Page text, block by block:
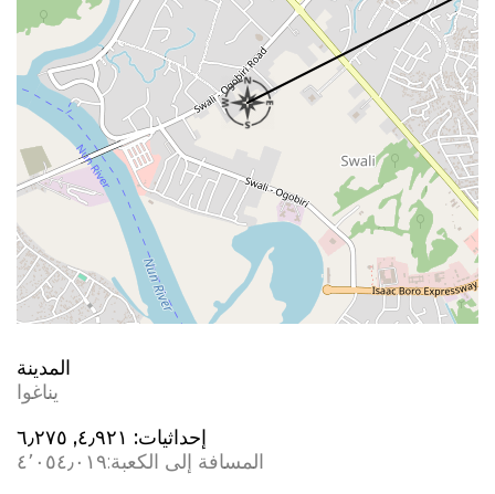
المدينة
يناغوا
إحداثيات: ٤٫٩٢١, ٦٫٢٧٥
المسافة إلى الكعبة:٤٬٠٥٤٫٠١٩